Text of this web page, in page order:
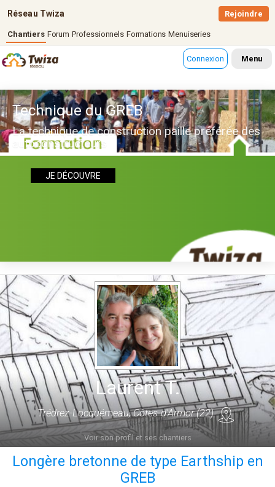
Réseau Twiza
Chantiers Forum Professionnels Formations Menuiseries
Rejoindre
Connexion Menu
Technique du GREB
La technique de construction paille préférée des
autoconstructeurs
JE DÉCOUVRE
Laurent T.
Trédrez-Locquémeau, Côtes-d'Armor (22)
Voir son profil et ses chantiers
Longère bretonne de type Earthship en
GREB